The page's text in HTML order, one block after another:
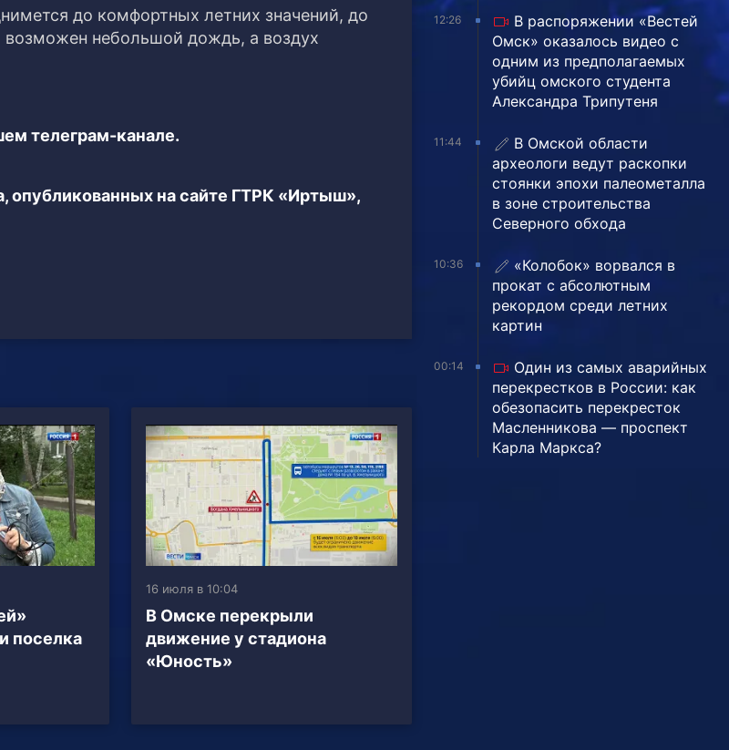
до комфортных летних значений, до
возможен небольшой дождь, а воздух
телеграм-канале.
опубликованных на сайте ГТРК «Иртыш»,
поселка
16 июля в 10:04
В Омске перекрыли
движение у стадиона
«Юность»
12:26
В распоряжении «Вестей
Омск» оказалось видео с
одним из предполагаемых
убийц омского студента
Александра Трипутеня
11:44
В Омской области
археологи ведут раскопки
стоянки эпохи палеометалла
в зоне строительства
Северного обхода
10:36
«Колобок» ворвался в
прокат с абсолютным
рекордом среди летних
картин
00:14
Один из самых аварийных
перекрестков в России: как
обезопасить перекресток
Масленникова — проспект
Карла Маркса?